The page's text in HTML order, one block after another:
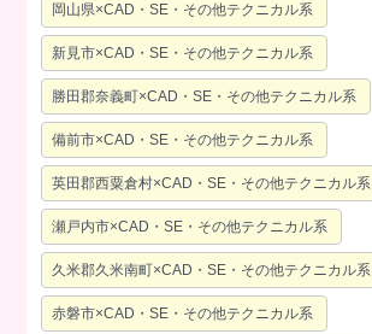
岡山県×CAD・SE・その他テクニカル系
新見市×CAD・SE・その他テクニカル系
勝田郡奈義町×CAD・SE・その他テクニカル系
備前市×CAD・SE・その他テクニカル系
英田郡西粟倉村×CAD・SE・その他テクニカル系
瀬戸内市×CAD・SE・その他テクニカル系
久米郡久米南町×CAD・SE・その他テクニカル系
赤磐市×CAD・SE・その他テクニカル系